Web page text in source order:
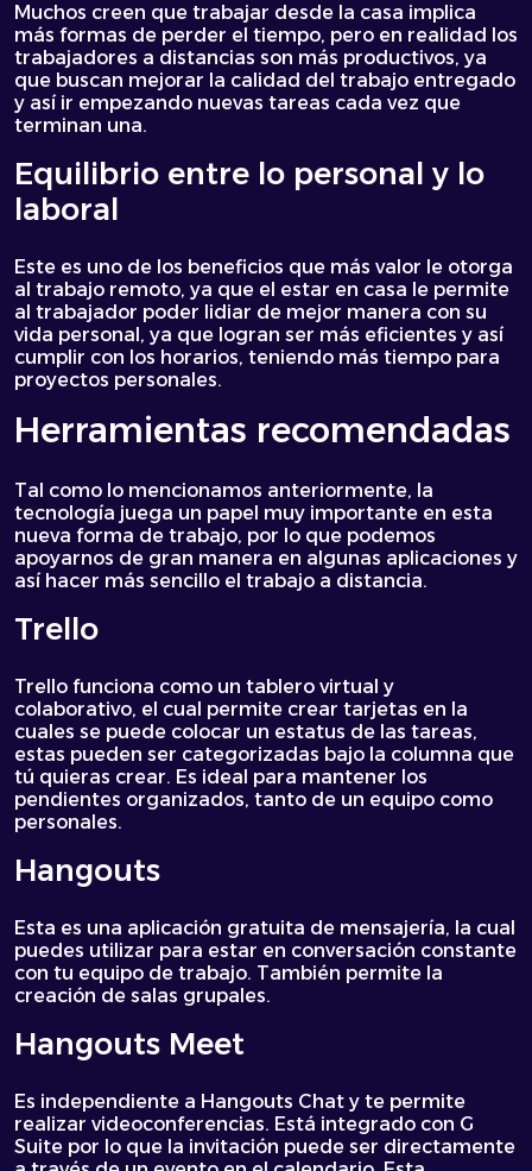
Muchos creen que trabajar desde la casa implica
más formas de perder el tiempo, pero en realidad los
trabajadores a distancias son más productivos, ya
que buscan mejorar la calidad del trabajo entregado
y así ir empezando nuevas tareas cada vez que
terminan una.
Equilibrio entre lo personal y lo
laboral
Este es uno de los beneficios que más valor le otorga
al trabajo remoto, ya que el estar en casa le permite
al trabajador poder lidiar de mejor manera con su
vida personal, ya que logran ser más eficientes y así
cumplir con los horarios, teniendo más tiempo para
proyectos personales.
Herramientas recomendadas
Tal como lo mencionamos anteriormente, la
tecnología juega un papel muy importante en esta
nueva forma de trabajo, por lo que podemos
apoyarnos de gran manera en algunas aplicaciones y
así hacer más sencillo el trabajo a distancia.
Trello
Trello funciona como un tablero virtual y
colaborativo, el cual permite crear tarjetas en la
cuales se puede colocar un estatus de las tareas,
estas pueden ser categorizadas bajo la columna que
tú quieras crear. Es ideal para mantener los
pendientes organizados, tanto de un equipo como
personales.
Hangouts
Esta es una aplicación gratuita de mensajería, la cual
puedes utilizar para estar en conversación constante
con tu equipo de trabajo. También permite la
creación de salas grupales.
Hangouts Meet
Es independiente a Hangouts Chat y te permite
realizar videoconferencias. Está integrado con G
Suite por lo que la invitación puede ser directamente